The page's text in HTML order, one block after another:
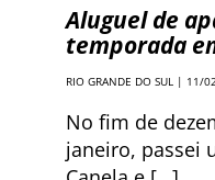
Aluguel de
temporada
RIO GRANDE DO SUL | 11/
No fim de
janeiro, passei